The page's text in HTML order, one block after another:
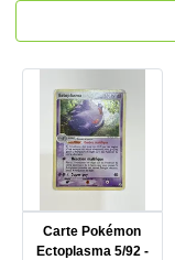
Carte Pokémon
Ectoplasma 5/92 -